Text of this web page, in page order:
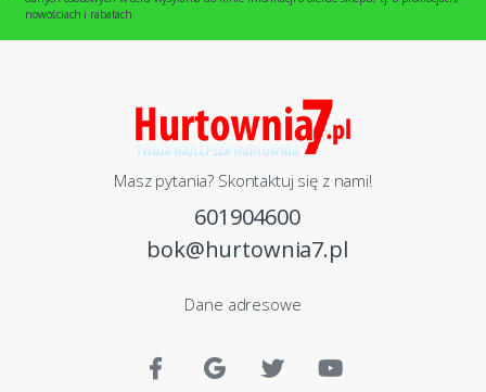
nowościach i rabatach
Masz pytania? Skontaktuj się z nami!
601904600
bok@hurtownia7.pl
Dane adresowe